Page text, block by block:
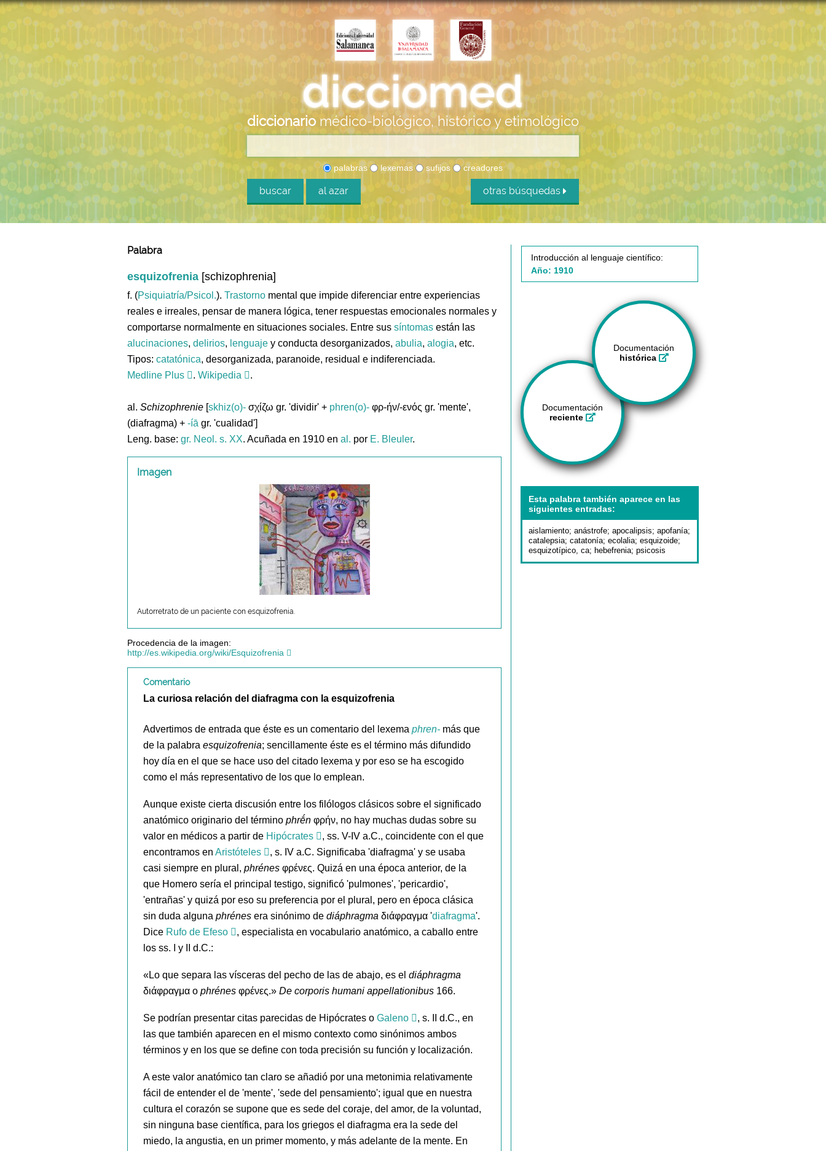
diccionario médico-biológico, histórico y etimológico
palabras lexemas sufijos creadores
buscar al azar otras búsquedas
Palabra
esquizofrenia [schizophrenia]
f. (Psiquiatría/Psicol.). Trastorno mental que impide diferenciar entre experiencias
reales e irreales, pensar de manera lógica, tener respuestas emocionales normales y
comportarse normalmente en situaciones sociales. Entre sus síntomas están las
alucinaciones, delirios, lenguaje y conducta desorganizados, abulia, alogia, etc.
Tipos: catatónica, desorganizada, paranoide, residual e indiferenciada.
Medline Plus
. Wikipedia .
al. Schizophrenie [skhiz(o)- σχίζω gr. 'dividir' + phren(o)- φρ-ήν/-ενός gr. 'mente',
(diafragma) + -íā gr. 'cualidad']
Leng. base: gr. Neol. s. XX. Acuñada en 1910 en al. por E. Bleuler.
Imagen
Autorretrato de un paciente con esquizofrenia.
Procedencia de la imagen:
http://es.wikipedia.org/wiki/Esquizofrenia
Comentario
La curiosa relación del diafragma con la esquizofrenia
Advertimos de entrada que éste es un comentario del lexema phren- más que
de la palabra esquizofrenia; sencillamente éste es el término más difundido
hoy día en el que se hace uso del citado lexema y por eso se ha escogido
como el más representativo de los que lo emplean.
Aunque existe cierta discusión entre los filólogos clásicos sobre el significado
anatómico originario del término phrḗn φρήν, no hay muchas dudas sobre su
valor en médicos a partir de Hipócrates
, ss. V-IV a.C., coincidente con el que
encontramos en Aristóteles
, s. IV a.C. Significaba 'diafragma' y se usaba
casi siempre en plural, phrénes φρένες. Quizá en una época anterior, de la
que Homero sería el principal testigo, significó 'pulmones', 'pericardio',
'entrañas' y quizá por eso su preferencia por el plural, pero en época clásica
sin duda alguna phrénes era sinónimo de diáphragma διάφραγμα 'diafragma'.
Dice Rufo de Efeso
, especialista en vocabulario anatómico, a caballo entre
los ss. I y II d.C.:
«Lo que separa las vísceras del pecho de las de abajo, es el diáphragma
διάφραγμα o phrénes φρένες.» De corporis humani appellationibus 166.
Se podrían presentar citas parecidas de Hipócrates o Galeno
, s. II d.C., en
las que también aparecen en el mismo contexto como sinónimos ambos
términos y en los que se define con toda precisión su función y localización.
A este valor anatómico tan claro se añadió por una metonimia relativamente
fácil de entender el de 'mente', 'sede del pensamiento'; igual que en nuestra
cultura el corazón se supone que es sede del coraje, del amor, de la voluntad,
sin ninguna base científica, para los griegos el diafragma era la sede del
miedo, la angustia, en un primer momento, y más adelante de la mente. En
Introducción al lenguaje científico:
Año: 1910
Documentación
histórica
Documentación
reciente
Esta palabra también aparece en las
siguientes entradas:
aislamiento; anástrofe; apocalipsis; apofanía;
catalepsia; catatonía; ecolalia; esquizoide;
esquizotípico, ca; hebefrenia; psicosis